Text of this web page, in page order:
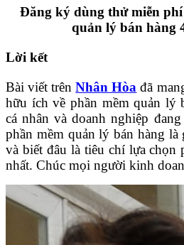
Đăng ký dùng thử miễn phí
quản lý bán hàng
Lời kết
Bài viết trênNhân Hòa đã
hữu ích về phần mềm quản lý
cá nhân và doanh nghiệp
phần mềm quản lý bán hàng là
và biết đâu là tiêu chí lựa chọn
nhất. Chúc mọi người kinh